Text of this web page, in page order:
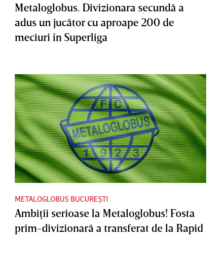
Metaloglobus. Divizionara secundă a
adus un jucător cu aproape 200 de
meciuri în Superliga
METALOGLOBUS BUCUREȘTI
Ambiţii serioase la Metaloglobus! Fosta
prim-divizionară a transferat de la Rapid